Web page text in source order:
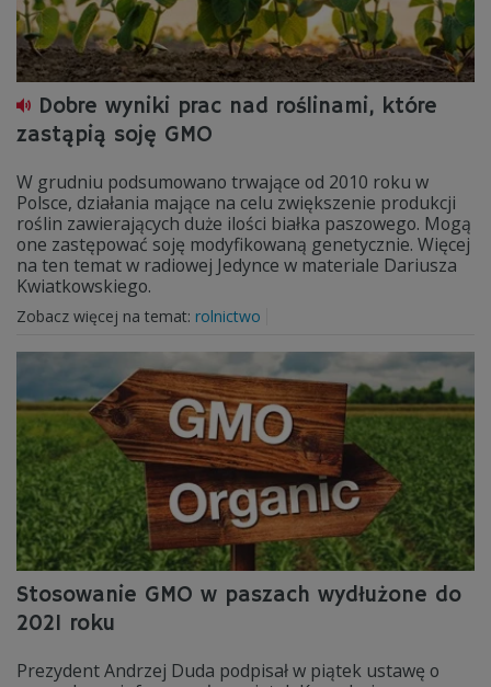
Dobre wyniki prac nad roślinami, które
zastąpią soję GMO
W grudniu podsumowano trwające od 2010 roku w
Polsce, działania mające na celu zwiększenie produkcji
roślin zawierających duże ilości białka paszowego. Mogą
one zastępować soję modyfikowaną genetycznie. Więcej
na ten temat w radiowej Jedynce w materiale Dariusza
Kwiatkowskiego.
Zobacz więcej na temat: rolnictwo
Stosowanie GMO w paszach wydłużone do
2021 roku
Prezydent Andrzej Duda podpisał w piątek ustawę o